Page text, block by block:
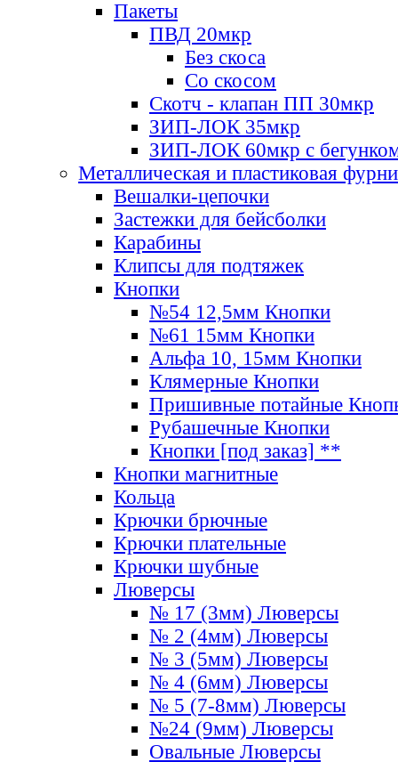
Пакеты
ПВД 20мкр
Без скоса
Со скосом
Скотч - клапан ПП 30мкр
ЗИП-ЛОК 35мкр
ЗИП-ЛОК 60мкр с
Металлическая и пластиковая
Вешалки-цепочки
Застежки для бейсболки
Карабины
Клипсы для подтяжек
Кнопки
№54 12,5мм Кнопки
№61 15мм Кнопки
Альфа 10, 15мм Кнопки
Клямерные Кнопки
Пришивные потайные
Рубашечные Кнопки
Кнопки [под заказ] **
Кнопки магнитные
Кольца
Крючки брючные
Крючки плательные
Крючки шубные
Люверсы
№ 17 (3мм) Люверсы
№ 2 (4мм) Люверсы
№ 3 (5мм) Люверсы
№ 4 (6мм) Люверсы
№ 5 (7-8мм) Люверсы
№24 (9мм) Люверсы
Овальные Люверсы